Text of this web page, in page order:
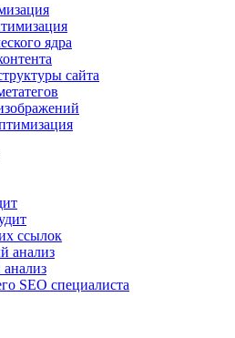
ядра
сайта
ссылок
анализ
SEO специалиста